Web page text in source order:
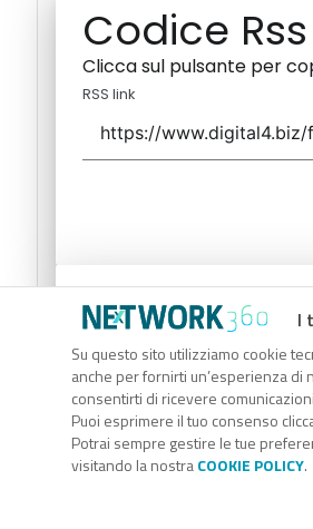
I
Su questo sito utilizziamo cookie
anche per fornirti un’esperienza
consentirti di ricevere
Puoi esprimere il tuo consenso
Potrai sempre gestire le tue
visitando la nostraCOOKIE POLICY.
Codice Rss
Clicca sul pulsante per
RSS link
Codice Rss
Clicca sul pulsante per
RSS link